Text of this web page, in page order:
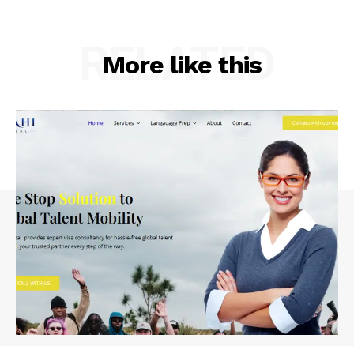
More like this
RELATED